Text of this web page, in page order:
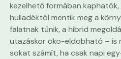
kezelhető formában
hulladéktól mentik meg a
falatnak tűnik, a hibrid
utazáskor öko-eldobható – is
sokat számít, ha csak napi